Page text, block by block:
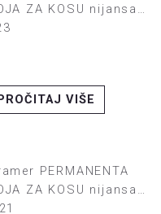
ZA KOSU nijansa
PROČITAJ VIŠE
PERMANENTA
ZA KOSU nijansa